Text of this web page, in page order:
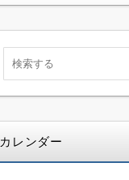
カレンダー